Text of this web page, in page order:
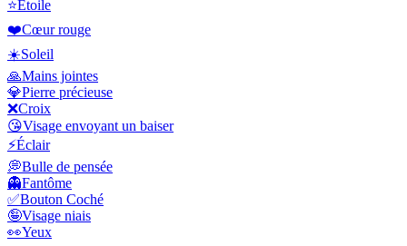
⭐Étoile
❤️Cœur rouge
☀️Soleil
🙏Mains jointes
💎Pierre précieuse
❌Croix
😘Visage envoyant un baiser
⚡Éclair
💭Bulle de pensée
👻Fantôme
✅Bouton Coché
🤪Visage niais
👀Yeux